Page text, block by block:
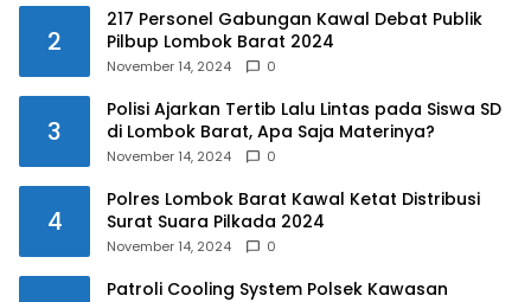
2
217 Personel Gabungan Kawal Debat Publik
Pilbup Lombok Barat 2024
November 14, 2024 0
3
Polisi Ajarkan Tertib Lalu Lintas pada Siswa SD
di Lombok Barat, Apa Saja Materinya?
November 14, 2024 0
4
Polres Lombok Barat Kawal Ketat Distribusi
Surat Suara Pilkada 2024
November 14, 2024 0
Patroli Cooling System Polsek Kawasan